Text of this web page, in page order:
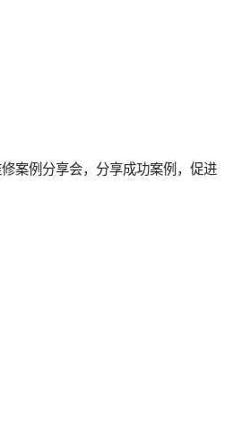
案例分享会，分享成功案例，促进